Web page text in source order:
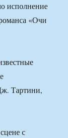
исполнение
«Очи
Тартини,
с